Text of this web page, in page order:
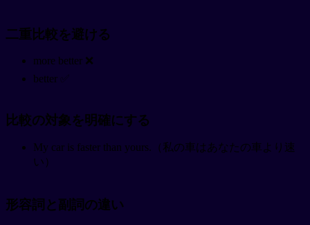
二重比較を避ける
more better ❌
better ✅
比較の対象を明確にする
My car is faster than yours.（私の車はあなたの車より速
い）
形容詞と副詞の違い